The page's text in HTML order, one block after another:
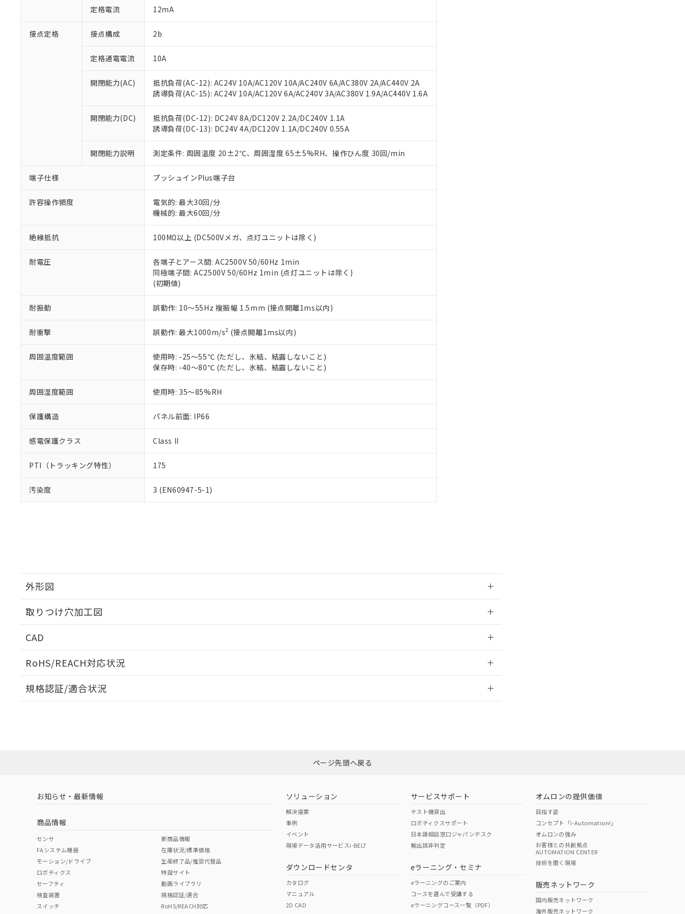
定格電流 12mA
接点定格 接点構成 2b
定格通電電流 10A
開閉能力(AC)
抵抗負荷(AC-12): AC24V 10A/AC120V 10A/AC240V 6A/AC380V 2A/AC440V 2A
誘導負荷(AC-15): AC24V 10A/AC120V 6A/AC240V 3A/AC380V 1.9A/AC440V 1.6A
開閉能力(DC)
抵抗負荷(DC-12): DC24V 8A/DC120V 2.2A/DC240V 1.1A
誘導負荷(DC-13): DC24V 4A/DC120V 1.1A/DC240V 0.55A
開閉能力説明 測定条件: 周囲温度 20±2℃、周囲湿度 65±5%RH、操作ひん度 30回/min
端子仕様 プッシュインPlus端子台
許容操作頻度
電気的: 最大30回/分
機械的: 最大60回/分
絶縁抵抗 100MΩ以上 (DC500Vメガ、点灯ユニットは除く)
耐電圧
各端子とアース間: AC2500V 50/60Hz 1min
同極端子間: AC2500V 50/60Hz 1min (点灯ユニットは除く)
(初期値)
耐振動 誤動作: 10～55Hz 複振幅 1.5mm (接点開離1ms以内)
耐衝撃 誤動作: 最大1000m/s2 (接点開離1ms以内)
周囲温度範囲
使用時: -25～55℃ (ただし、氷結、結露しないこと)
保存時: -40～80℃ (ただし、氷結、結露しないこと)
周囲湿度範囲 使用時: 35～85%RH
保護構造 パネル前面: IP66
感電保護クラス Class II
PTI（トラッキング特性） 175
汚染度 3 (EN60947-5-1)
外形図
取りつけ穴加工図
CAD
RoHS/REACH対応状況
EU RoHS 注意事項・凡例
ダウンロードはこちら
中国 RoHS 注意事項・凡例
中国 RoHS表
Pb Hg Cr(VI)
O O
規格認証/適合状況
い。
正式な納期状況および標準価格はお客様のお取引先、またはお客様担当のオムロン制御機器販売店・
当社販売員にご相談ください。
オムロン制御機器販売店や当社販売拠点は「販売ネットワーク
」をご確認ください。
在庫状況および標準価格結果を当社の事前の承諾なく第三者に漏洩または開示しないようお願いしま
す。
マイパーツ機能（部品リスト作成サービス）をご利用いただくには、I-Webメンバーズにご登録され
お客様が当ウェブサイト上で当社にご登録された部品リストについて、当社および当社の共同利用者
が、当社の製品・サービスに関するお客様との取引・商談に必要な範囲で利用することをご了承くだ
さい。
※当社の共同利用者とは、"個人情報の共同利用に関して"
の「1.共同利用者の範囲」に記載されて
いる法人を指します。
但し、RoHS指令で産業用監視および制御機器に対する適用除外項目は除く。
※2 対応予定月
部品在庫の切り替え状況などにより、予定月が前後することがあります。
※3 非含有証明書ダウンロード
下記の非含有証明書をダウンロードすることができます。
EU RoHS指令（10物質）の非含有証明書
51物質の非含有証明書（当社基準）
※本証明書は発行日時点で非含有を証明するもので、過去に遡って非含有を証明するものではありません。
また、RoHS指令のフタル酸エステル類４物質の対応では、対応完了までの期間は出荷製品に未対応品が
混在することから備考欄に対応日を記載しておりました。
り割愛しております。
「○」：最大均質材料含有率が中国RoHSの基準値以下であることを示します。
「×」：最大均質材料含有率が中国RoHSの基準値を超えていることを示します。
*中国RoHS10物質の基準値 (GB/T26572)：
Pb(鉛) :1000ppm、 Hg(水銀) : 1000ppm、 Cd(カドミウム) : 100ppm、
Cr(Ⅵ)(六価クロム) : 1000ppm、 PBBs(ポリ臭化ビフェニル類) : 1000ppm、 PBDEs(ポリ臭化ジフェニルエーテル類) : 1000ppm、
DBP(フタル酸ジブチル) : 1000ppm、 DIBP(フタル酸ジイソブチル) : 1000ppm、 BBP(フタル酸ブチルベンジル) : 1000ppm、
DEHP(フタル酸ビス(2-エチルヘキシル)) : 1000ppm
※2 環境保護使用期限
「ｅ」：有害物質（10物質）のすべてが基準値以下であることを示します。
「10」：通常の使用状況下において有害物質が外部に漏えいし、環境に深刻な影響を及ぼさない年数を意
味します。
当社は、これら貴社製品のうち、外国為替および外国貿易法に定める商品（以下｢規制貨物等」とい
当社は貴社製品を、核兵器、ミサイル、化学兵器、生物兵器またはその他武器並びにこれらの製造装
置等に一切使用いたしません。
当社は、貴社製品を第三者に販売する場合は、上記1、2および3の内容を当該第三者に通知します。
また当社は、販売先および販売に係わる関係者が違法に輸出するおそれがある場合は、取り引きをい
たしません。
号
○ 一定数以上の在庫あり
△ 一定数には満たないが在庫あり
－
在庫なし(最新の在庫状況については、お客様のお取引先、またはお客様担当のオムロン制御
機器販売店・当社販売員にご確認ください)
空
白
受注生産機種、また在庫状況の情報を公開していない機種
ページ先頭へ戻る
お知らせ・最新情報
商品情報
センサ
FAシステム機器
モーション/ドライブ
ロボティクス
セーフティ
検査装置
スイッチ
新商品情報
在庫状況/標準価格
生産終了品/推奨代替品
特設サイト
動画ライブラリ
規格認証/適合
RoHS/REACH対応
ソリューション
解決提案
事例
イベント
現場データ活用サービスi-BELT
ダウンロードセンタ
カタログ
マニュアル
2D CAD
サービスサポート
テスト機貸出
ロボティクスサポート
日本語相談窓口ジャパンデスク
輸出該非判定
eラーニング・セミナ
eラーニングのご案内
コースを選んで受講する
eラーニングコース一覧（PDF）
オムロンの提供価値
目指す姿
コンセプト「i-Automation!」
オムロンの強み
お客様との共創拠点
AUTOMATION CENTER
技術を磨く現場
販売ネットワーク
国内販売ネットワーク
海外販売ネットワーク